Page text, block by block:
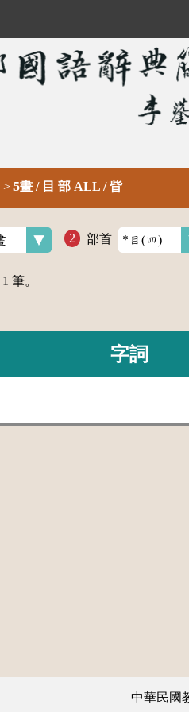
> 5畫 / 目 部 ALL / 眥
部首
1 筆。
字詞
中華民國